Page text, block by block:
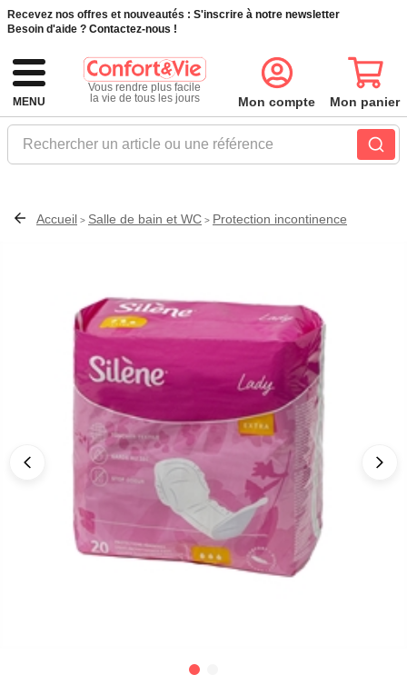
Recevez nos offres et nouveautés : S'inscrire à notre newsletter
Besoin d'aide ? Contactez-nous !
MENU
Vous rendre plus facile
la vie de tous les jours
Rechercher un article ou une référence
Mon compte Mon panier
Accueil > Salle de bain et WC > Protection incontinence